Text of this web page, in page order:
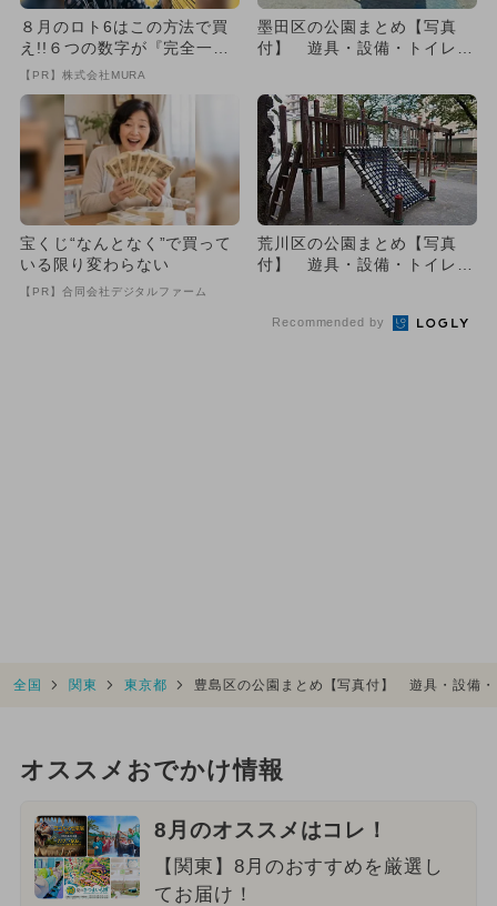
８月のロト6はこの方法で買
え!!６つの数字が『完全一
致』する方法
【PR】株式会社MURA
墨田区の公園まとめ【写真
付】 遊具・設備・トイレも
宝くじ“なんとなく”で買って
いる限り変わらない
【PR】合同会社デジタルファーム
荒川区の公園まとめ【写真
付】 遊具・設備・トイレも
Recommended by
全国 関東 東京都 豊島区の公園まとめ【写真付】 遊具・設備
オススメおでかけ情報
8月のオススメはコレ！
【関東】8月のおすすめを厳選し
てお届け！